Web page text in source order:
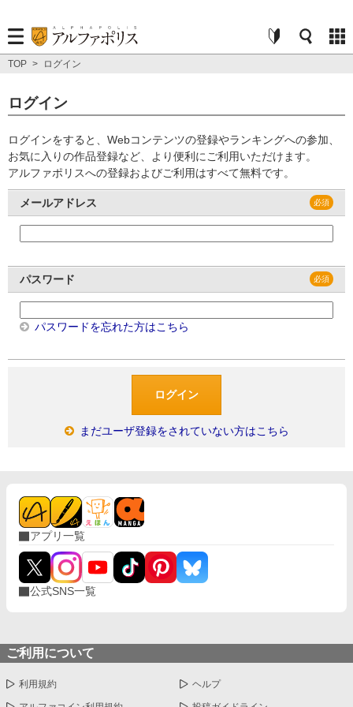
TOP > ログイン
ログイン
ログインをすると、Webコンテンツの登録やランキングへの参加、
お気に入りの作品登録など、より便利にご利用いただけます。
アルファポリスへの登録およびご利用はすべて無料です。
メールアドレス
パスワード
パスワードを忘れた方はこちら
まだユーザ登録をされていない方はこちら
アプリ一覧
公式SNS一覧
ご利用について
利用規約 ヘルプ